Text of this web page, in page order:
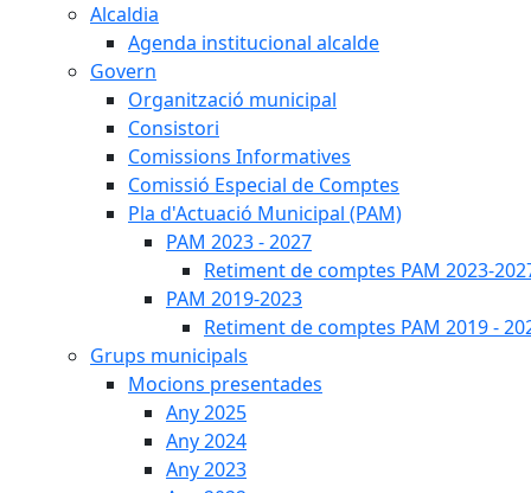
Alcaldia
Agenda institucional alcalde
Govern
Organització municipal
Consistori
Comissions Informatives
Comissió Especial de Comptes
Pla d'Actuació Municipal (PAM)
PAM 2023 - 2027
Retiment de comptes PAM 2023-
PAM 2019-2023
Retiment de comptes PAM 2019 -
Grups municipals
Mocions presentades
Any 2025
Any 2024
Any 2023